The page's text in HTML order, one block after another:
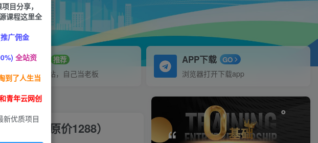
招募站长 推荐
搭建同款网站，自己当老板
APP下载 GO
浏览器打开下载app
千单（原价1288）
目分享，
课程这里全
广佣金
全站资
到了人生当
青年云网创
新优质项目